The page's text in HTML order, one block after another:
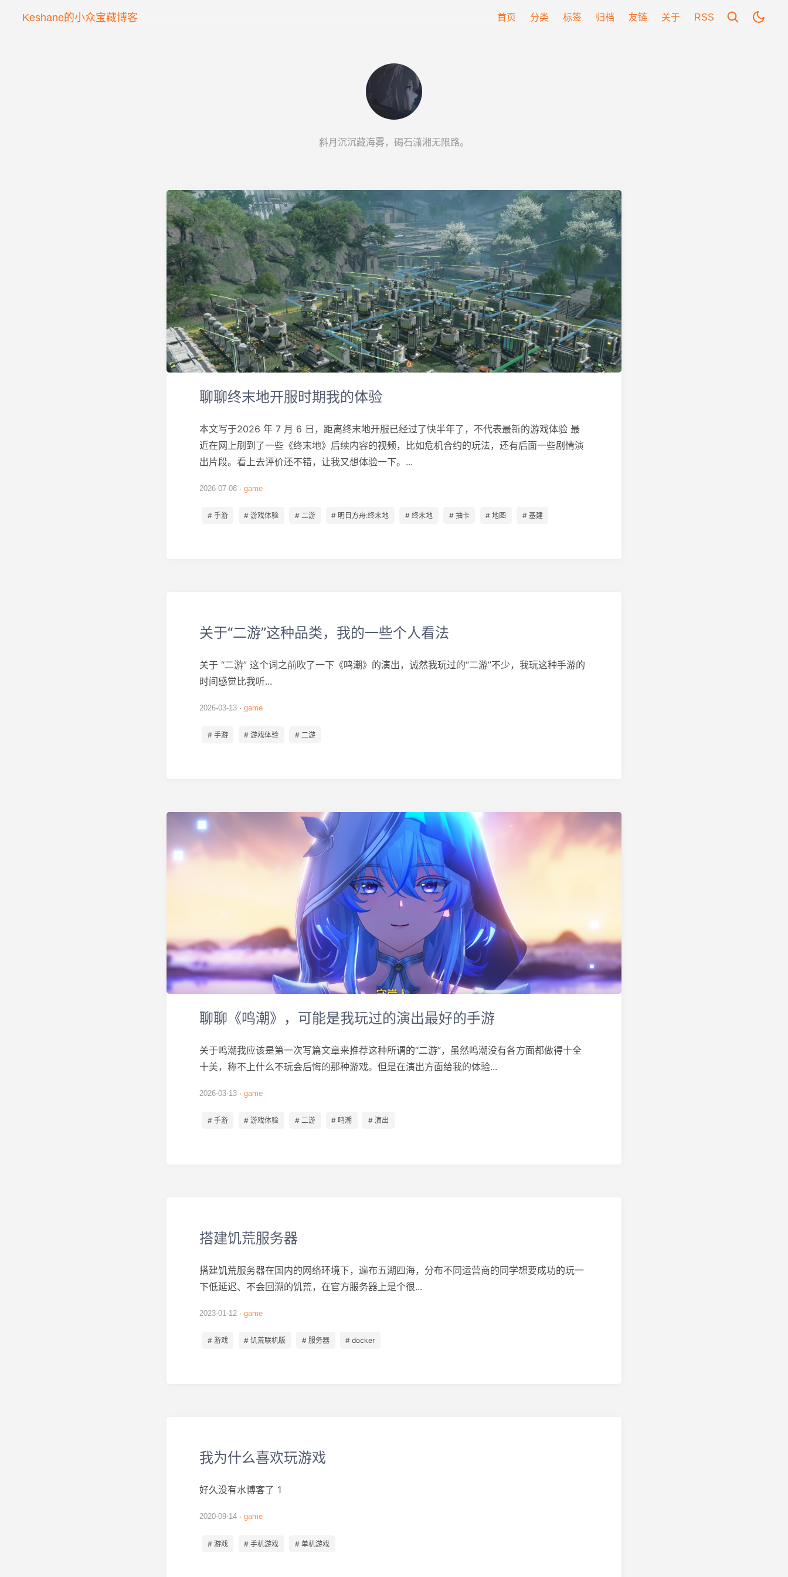
Keshane的小众宝藏博客 首页 分类 标签 归档 友链 关于 RSS
斜月沉沉藏海雾，碣石潇湘无限路。
聊聊终末地开服时期我的体验
本文写于2026 年 7 月 6 日，距离终末地开服已经过了快半年了，不代表最新的游戏体验 最
近在网上刷到了一些《终末地》后续内容的视频，比如危机合约的玩法，还有后面一些剧情演
出片段。看上去评价还不错，让我又想体验一下。...
2026-07-08 game
# 手游 # 游戏体验 # 二游 # 明日方舟:终末地 # 终末地 # 抽卡 # 地图 # 基建
关于“二游”这种品类，我的一些个人看法
关于 “二游” 这个词之前吹了一下《鸣潮》的演出，诚然我玩过的“二游”不少，我玩这种手游的
时间感觉比我听...
2026-03-13 game
# 手游 # 游戏体验 # 二游
聊聊《鸣潮》，可能是我玩过的演出最好的手游
关于鸣潮我应该是第一次写篇文章来推荐这种所谓的“二游”，虽然鸣潮没有各方面都做得十全
十美，称不上什么不玩会后悔的那种游戏。但是在演出方面给我的体验...
2026-03-13 game
# 手游 # 游戏体验 # 二游 # 鸣潮 # 演出
搭建饥荒服务器
搭建饥荒服务器在国内的网络环境下，遍布五湖四海，分布不同运营商的同学想要成功的玩一
下低延迟、不会回溯的饥荒，在官方服务器上是个很...
2023-01-12 game
# 游戏 # 饥荒联机版 # 服务器 # docker
我为什么喜欢玩游戏
好久没有水博客了 1
2020-09-14 game
# 游戏 # 手机游戏 # 单机游戏